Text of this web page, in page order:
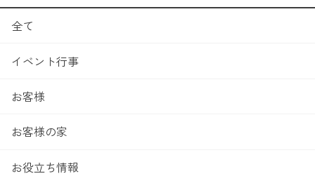
全て
イベント行事
お客様
お客様の家
お役立ち情報